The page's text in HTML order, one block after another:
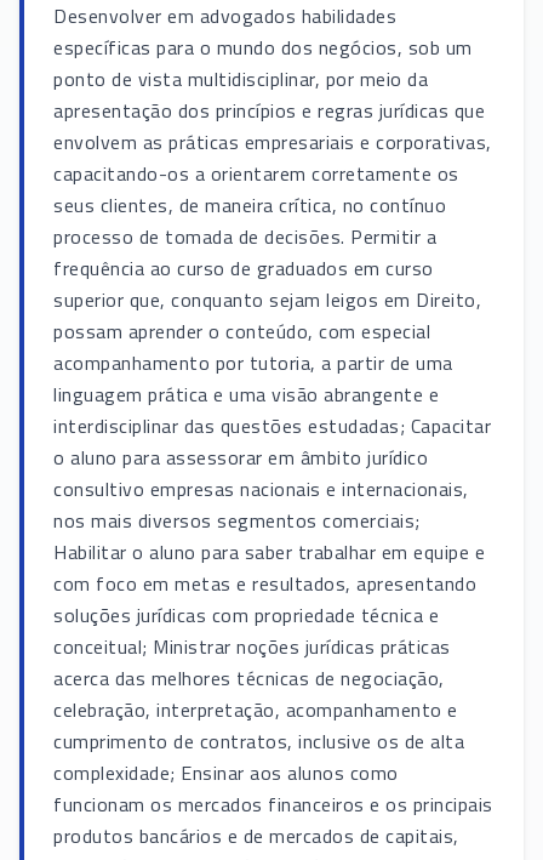
Desenvolver em advogados habilidades
específicas para o mundo dos negócios, sob um
ponto de vista multidisciplinar, por meio da
apresentação dos princípios e regras jurídicas que
envolvem as práticas empresariais e corporativas,
capacitando-os a orientarem corretamente os
seus clientes, de maneira crítica, no contínuo
processo de tomada de decisões. Permitir a
frequência ao curso de graduados em curso
superior que, conquanto sejam leigos em Direito,
possam aprender o conteúdo, com especial
acompanhamento por tutoria, a partir de uma
linguagem prática e uma visão abrangente e
interdisciplinar das questões estudadas; Capacitar
o aluno para assessorar em âmbito jurídico
consultivo empresas nacionais e internacionais,
nos mais diversos segmentos comerciais;
Habilitar o aluno para saber trabalhar em equipe e
com foco em metas e resultados, apresentando
soluções jurídicas com propriedade técnica e
conceitual; Ministrar noções jurídicas práticas
acerca das melhores técnicas de negociação,
celebração, interpretação, acompanhamento e
cumprimento de contratos, inclusive os de alta
complexidade; Ensinar aos alunos como
funcionam os mercados financeiros e os principais
produtos bancários e de mercados de capitais,